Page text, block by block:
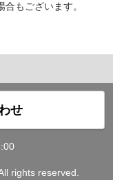
もございます。
せ
rights reserved.